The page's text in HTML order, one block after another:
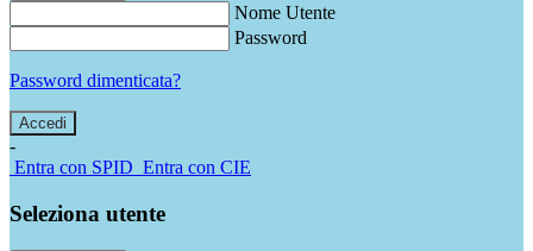
Nome Utente
Password
Password dimenticata?
-
Entra con SPID Entra con CIE
Seleziona utente